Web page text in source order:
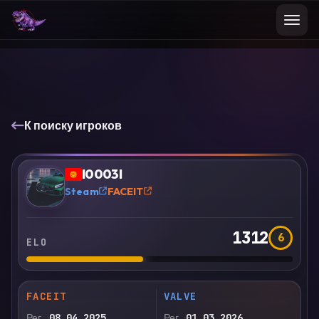
К поиску игроков
? l0003l
Steam FACEIT
ELO 1312 6
FACEIT
VALVE